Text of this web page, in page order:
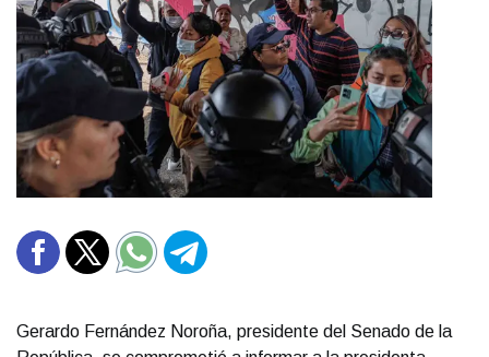
Gerardo Fernández Noroña, presidente del Senado de la